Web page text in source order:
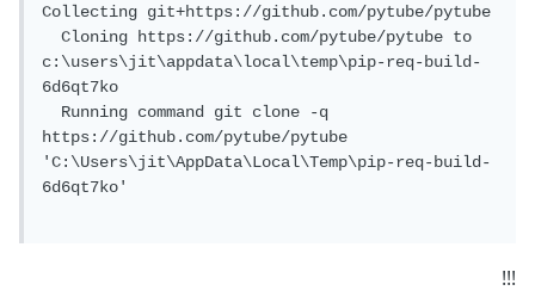
python -m pip install --upgrade --user pip
في النهاية يمكنك تثبيت مكتبة pytube من خلال الأمر:
pip install pytube
Collecting git+https://github.com/pytube/pytube
Cloning https://github.com/pytube/pytube to
c:\users\jit\appdata\local\temp\pip-req-build-
6d6qt7ko
Running command git clone -q
https://github.com/pytube/pytube
'C:\Users\jit\AppData\Local\Temp\pip-req-build-
6d6qt7ko'
!!!